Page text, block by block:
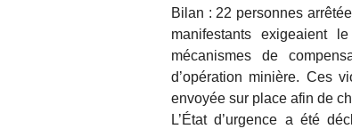
Bilan : 22 personnes
manifestants exigeaient
mécanismes de
d’opération minière. Ces
envoyée sur place afin de
L’État d’urgence a été